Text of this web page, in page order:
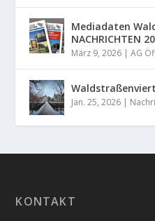
Mediadaten
NACHRICHTEN
März 9, 2026 |AG
Jan. 25, 2026 |
KONTAKT